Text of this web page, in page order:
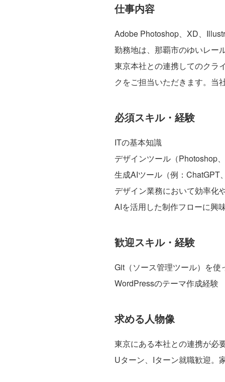
仕事内容
Adobe Photoshop、XD、
勤務地は、那覇市のゆいレー
東京本社との連携してのクラ
クをご担当いただきます。当
必須スキル・経験
ITの基本知識
デザインツール（Photoshop
生成AIツール（例：ChatGPT
デザイン業務において効率化
AIを活用した制作フローに興
歓迎スキル・経験
Git（ソース管理ツール）を使
WordPressのテーマ作成経験
求める人物像
東京にある本社との連携が必
Uターン、Iターン就職歓迎。